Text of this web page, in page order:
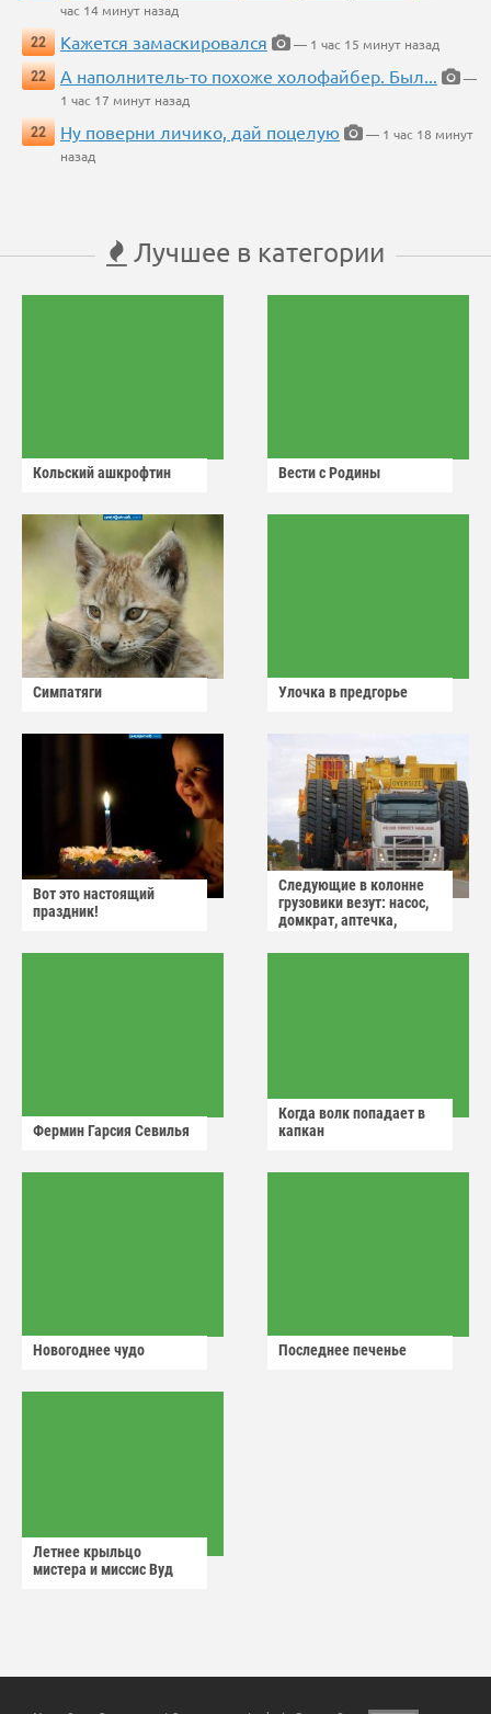
час 14 минут назад
22
Кажется замаскировался
— 1 час 15 минут назад
22
А наполнитель-то похоже холофайбер. Был...
—
1 час 17 минут назад
22
Ну поверни личико, дай поцелую
— 1 час 18 минут
назад
Лучшее в категории
Кольский ашкрофтин Вести с Родины
Симпатяги Улочка в предгорье
Вот это настоящий
праздник!
Следующие в колонне
грузовики везут: насос,
домкрат, аптечка,
Фермин Гарсия Севилья
Когда волк попадает в
капкан
Новогоднее чудо Последнее печенье
Летнее крыльцо
мистера и миссис Вуд